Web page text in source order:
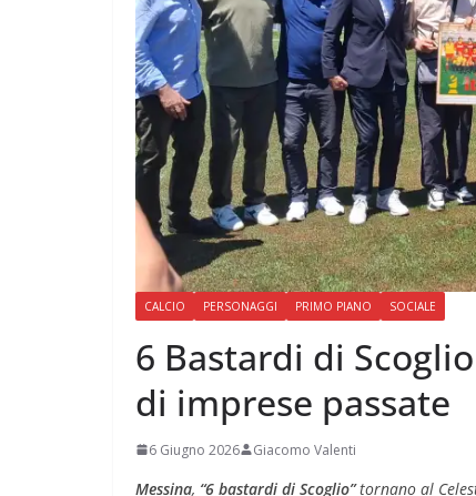
CALCIO PERSONAGGI PRIMO PIANO SOCIALE
6 Bastardi di
di imprese passate
6 Giugno 2026 Giacomo Valenti
Messina, “6 bastardi di Scoglio”tornano al